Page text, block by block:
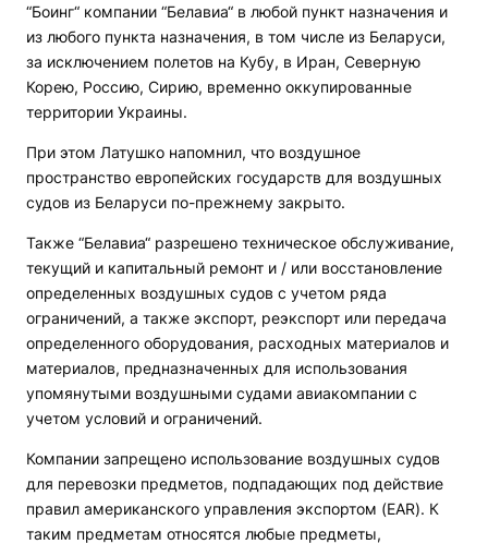
“Боинг“ компании “Белавиа“ в любой пункт назначения и
из любого пункта назначения, в том числе из Беларуси,
за исключением полетов на Кубу, в Иран, Северную
Корею, Россию, Сирию, временно оккупированные
территории Украины.
При этом Латушко напомнил, что воздушное
пространство европейских государств для воздушных
судов из Беларуси по-прежнему закрыто.
Также “Белавиа“ разрешено техническое обслуживание,
текущий и капитальный ремонт и / или восстановление
определенных воздушных судов с учетом ряда
ограничений, а также экспорт, реэкспорт или передача
определенного оборудования, расходных материалов и
материалов, предназначенных для использования
упомянутыми воздушными судами авиакомпании с
учетом условий и ограничений.
Компании запрещено использование воздушных судов
для перевозки предметов, подпадающих под действие
правил американского управления экспортом (EAR). К
таким предметам относятся любые предметы,